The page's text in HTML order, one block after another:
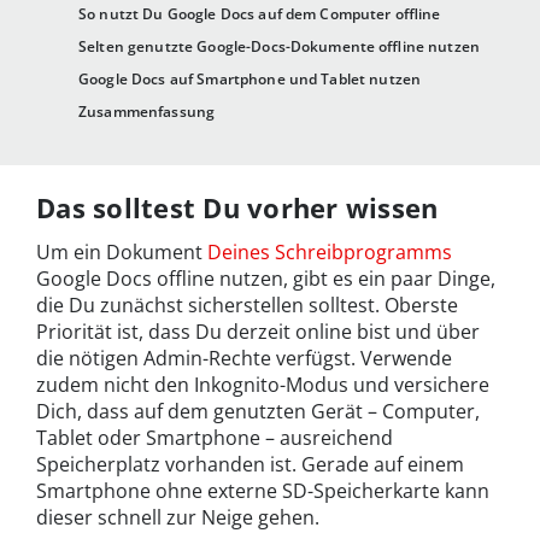
So nutzt Du Google Docs auf dem Computer offline
Selten genutzte Google-Docs-Dokumente offline nutzen
Google Docs auf Smartphone und Tablet nutzen
Zusammenfassung
Das solltest Du vorher wissen
Um ein Dokument Deines Schreibprogramms
Google Docs offline nutzen, gibt es ein paar Dinge,
die Du zunächst sicherstellen solltest. Oberste
Priorität ist, dass Du derzeit online bist und über
die nötigen Admin-Rechte verfügst. Verwende
zudem nicht den Inkognito-Modus und versichere
Dich, dass auf dem genutzten Gerät – Computer,
Tablet oder Smartphone – ausreichend
Speicherplatz vorhanden ist. Gerade auf einem
Smartphone ohne externe SD-Speicherkarte kann
dieser schnell zur Neige gehen.